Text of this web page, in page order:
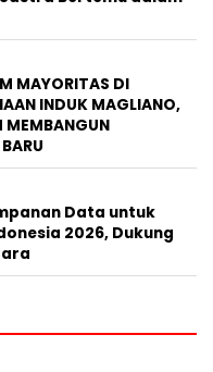
MAYORITAS DI
INDUK MAGLIANO,
MEMBANGUN
Data untuk
2026, Dukung